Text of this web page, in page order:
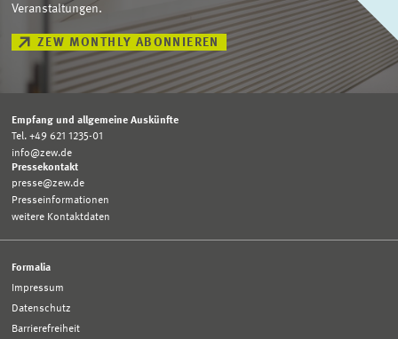
Veranstaltungen.
ZEW MONTHLY ABONNIEREN
Empfang und allgemeine Auskünfte
Tel. +49 621 1235-01
info@zew.de
Pressekontakt
presse@zew.de
Presseinformationen
weitere Kontaktdaten
Formalia
Impressum
Datenschutz
Barrierefreiheit